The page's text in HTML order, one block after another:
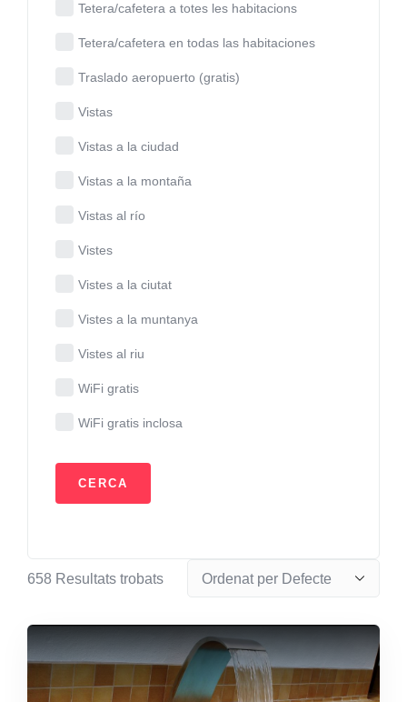
Tetera/cafetera a totes les habitacions
Tetera/cafetera en todas las habitaciones
Traslado aeropuerto (gratis)
Vistas
Vistas a la ciudad
Vistas a la montaña
Vistas al río
Vistes
Vistes a la ciutat
Vistes a la muntanya
Vistes al riu
WiFi gratis
WiFi gratis inclosa
658 Resultats trobats